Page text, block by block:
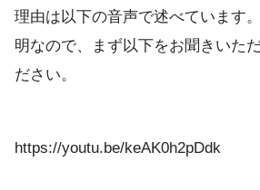
理由は以下の音声で述べています
明なので、まず以下をお聞きいた
ださい。
https://youtu.be/keAK0h2pDdk